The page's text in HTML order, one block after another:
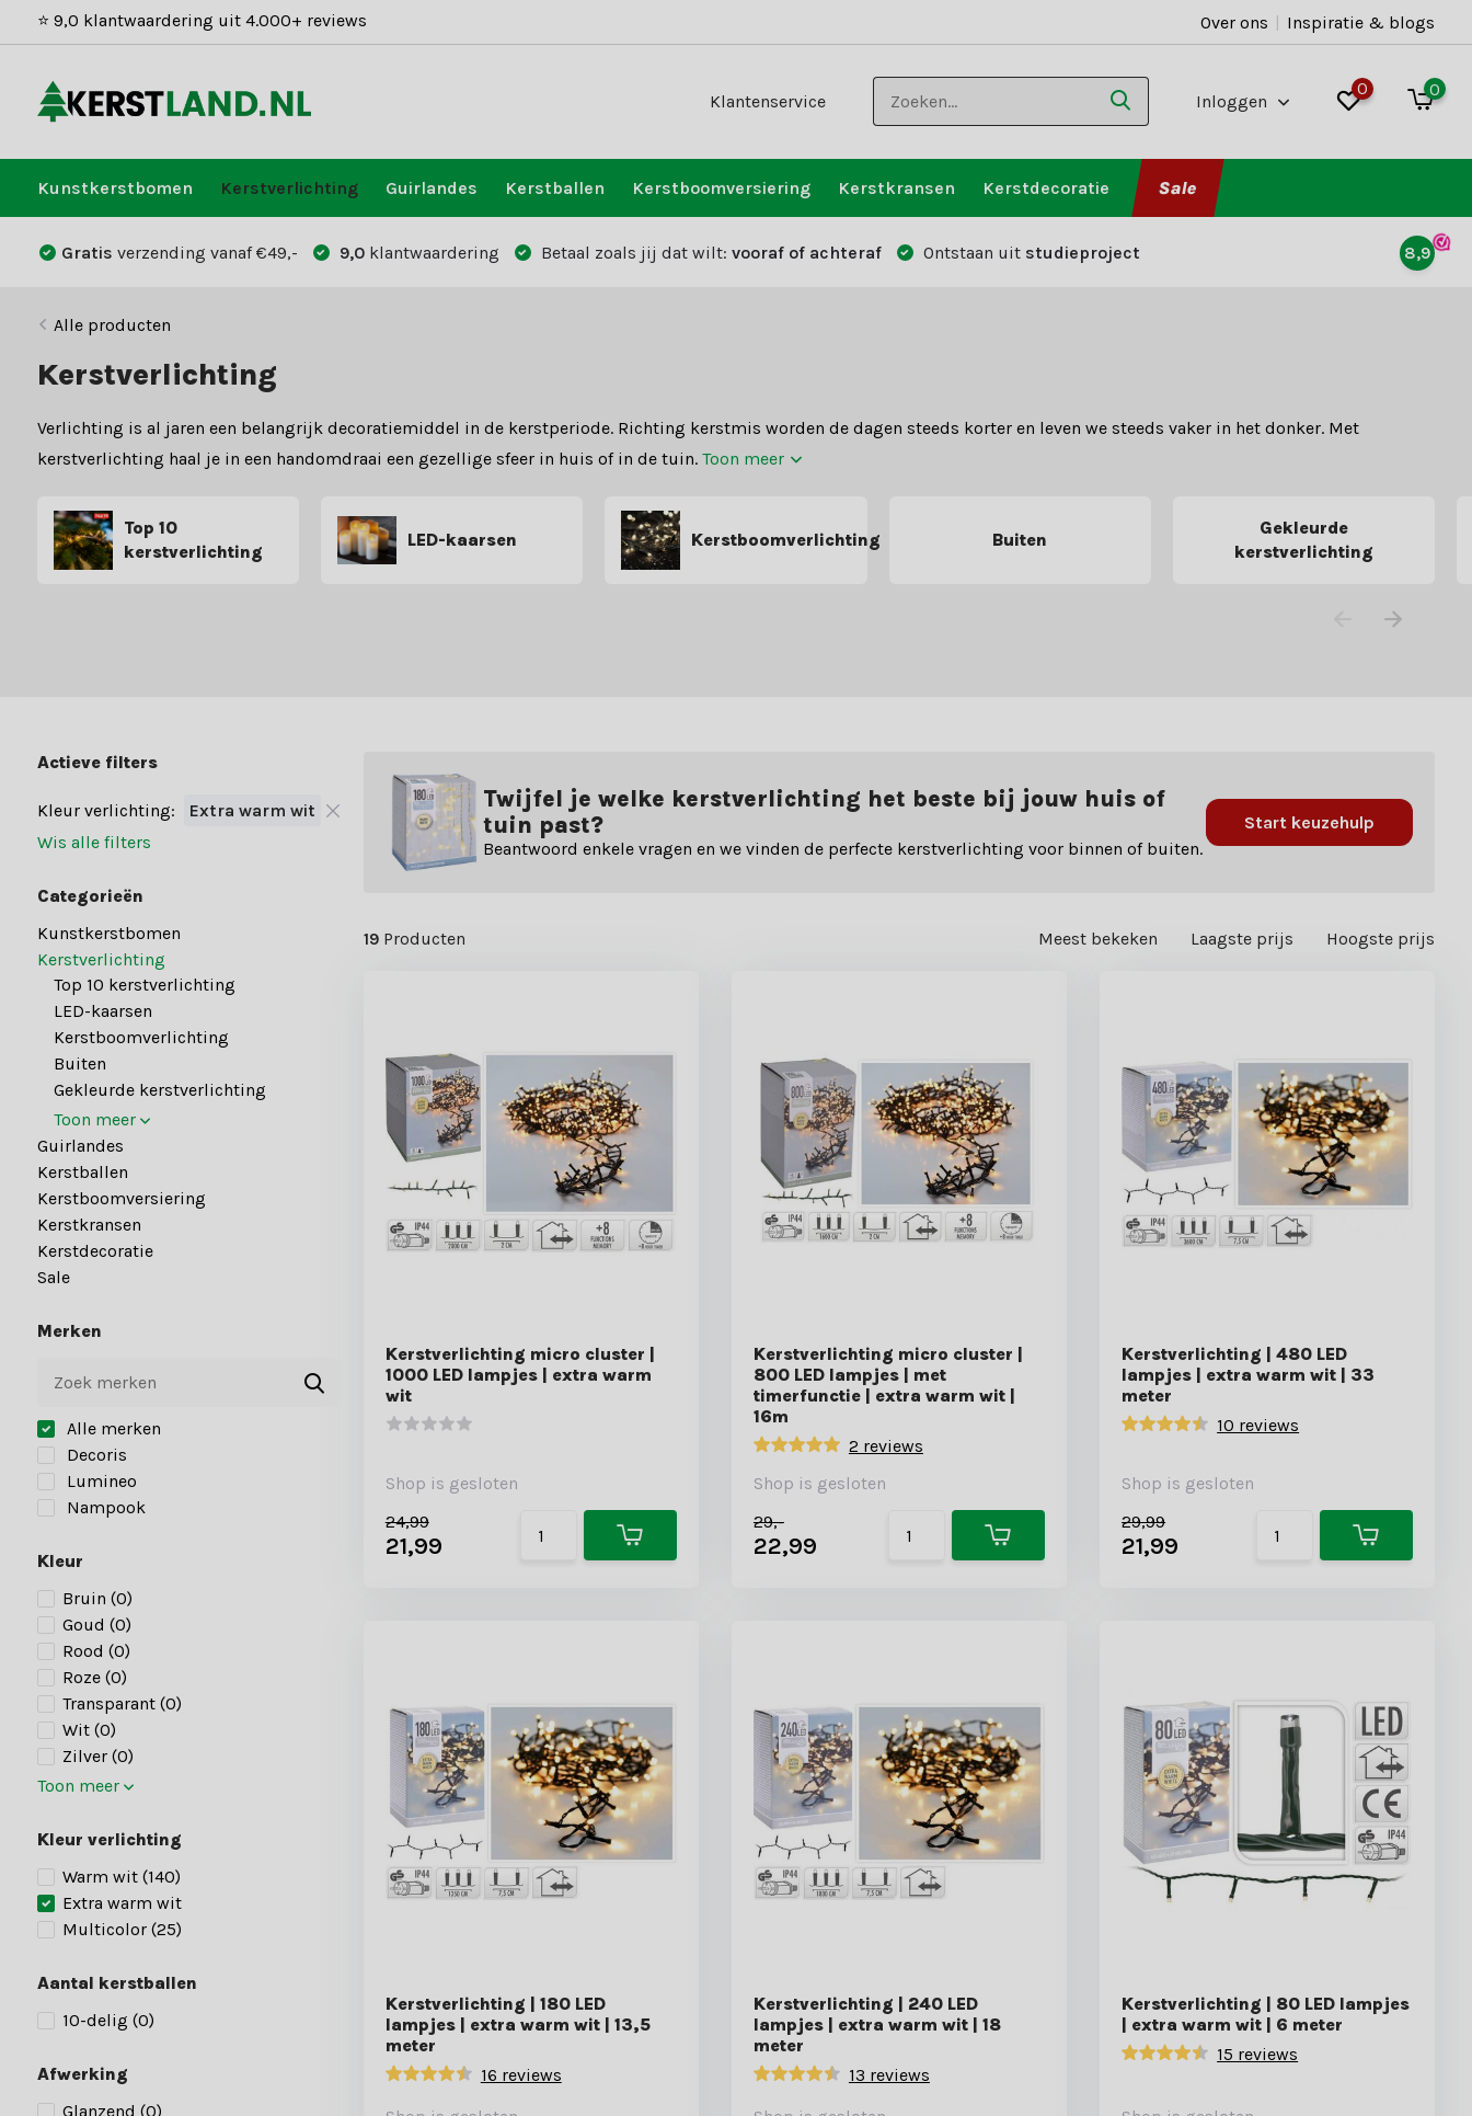
⭐ 9,0 klantwaardering uit 4.000+ reviews Over ons | Inspiratie & blogs
Klantenservice Inloggen
0 0
Kunstkerstbomen Kerstverlichting Guirlandes Kerstballen Kerstboomversiering Kerstkransen Kerstdecoratie Sale
Gratis verzending vanaf €49,- 9,0 klantwaardering Betaal zoals jij dat wilt: vooraf of achteraf Ontstaan uit studieproject 8,9
Alle producten
Kerstverlichting
Verlichting is al jaren een belangrijk decoratiemiddel in de kerstperiode. Richting kerstmis worden de dagen steeds korter en leven we steeds vaker in het donker. Met
kerstverlichting haal je in een handomdraai een gezellige sfeer in huis of in de tuin. Toon meer
Top 10
kerstverlichting
LED-kaarsen Kerstboomverlichting Buiten
Gekleurde
kerstverlichting
Actieve filters
Kleur verlichting:
Extra warm wit
Wis alle filters
Categorieën
Kunstkerstbomen
Kerstverlichting
Top 10 kerstverlichting
LED-kaarsen
Kerstboomverlichting
Buiten
Gekleurde kerstverlichting
Toon meer
Guirlandes
Kerstballen
Kerstboomversiering
Kerstkransen
Kerstdecoratie
Sale
Merken
Alle merken
Decoris
Lumineo
Nampook
Kleur
Bruin (0)
Goud (0)
Rood (0)
Roze (0)
Transparant (0)
Wit (0)
Zilver (0)
Toon meer
Kleur verlichting
Warm wit (140)
Extra warm wit
Multicolor (25)
Aantal kerstballen
10-delig (0)
Afwerking
Glanzend (0)
Twijfel je welke kerstverlichting het beste bij jouw huis of
tuin past?
Beantwoord enkele vragen en we vinden de perfecte kerstverlichting voor binnen of buiten.
Start keuzehulp
19Producten Meest bekeken Laagste prijs Hoogste prijs
Kerstverlichting micro cluster |
1000 LED lampjes | extra warm
wit
Shop is gesloten
24,99
21,99
Kerstverlichting micro cluster |
800 LED lampjes | met
timerfunctie | extra warm wit |
16m
2 reviews
Shop is gesloten
29,-
22,99
Kerstverlichting | 480 LED
lampjes | extra warm wit | 33
meter
10 reviews
Shop is gesloten
29,99
21,99
Kerstverlichting | 180 LED
lampjes | extra warm wit | 13,5
meter
16 reviews
Kerstverlichting | 240 LED
lampjes | extra warm wit | 18
meter
13 reviews
Kerstverlichting | 80 LED lampjes
| extra warm wit | 6 meter
15 reviews